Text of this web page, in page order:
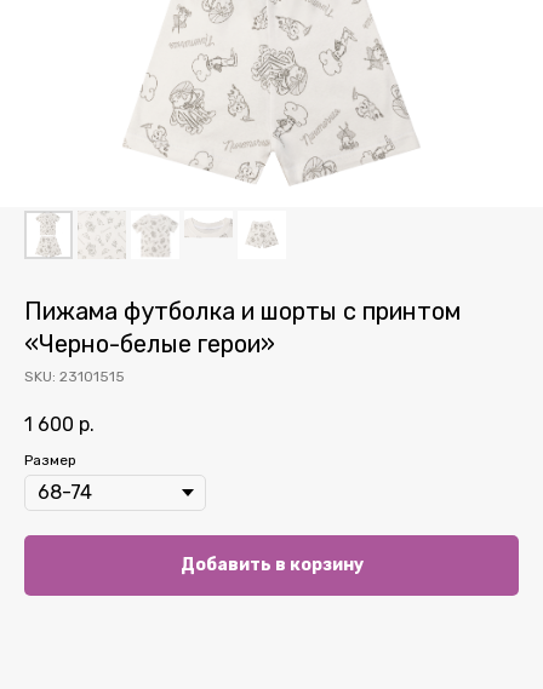
Пижама футболка и шорты с принтом
«Черно-белые герои»
SKU: 23101515
1 600 р.
Размер
Добавить в корзину